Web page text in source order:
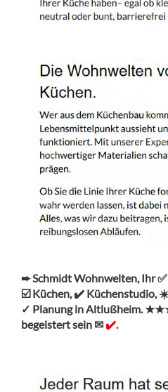
➨ Schmidt Wohnwelten, Ihr
☑️ Küchen, ✔️ Küchenstudio,
✓ Planung in Altlußheim.
begeistert sein ✉✔️.